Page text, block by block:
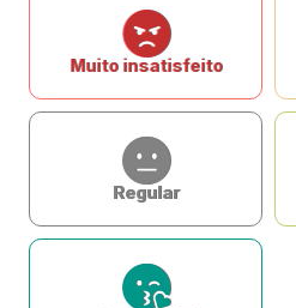
Muito insatisfeito
Regular